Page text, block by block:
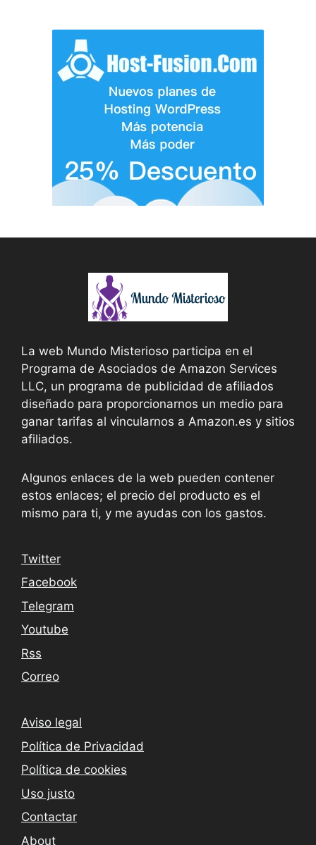
La web Mundo Misterioso participa en el
Programa de Asociados de Amazon Services
LLC, un programa de publicidad de afiliados
diseñado para proporcionarnos un medio para
ganar tarifas al vincularnos a Amazon.es y sitios
afiliados.
Algunos enlaces de la web pueden contener
estos enlaces; el precio del producto es el
mismo para ti, y me ayudas con los gastos.
Twitter
Facebook
Telegram
Youtube
Rss
Correo
Aviso legal
Política de Privacidad
Política de cookies
Uso justo
Contactar
About